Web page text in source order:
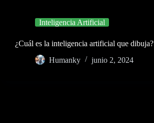
Inteligencia Artificial
¿Cuál es la inteligencia artificial que dibuja?
Humanky
junio 2, 2024